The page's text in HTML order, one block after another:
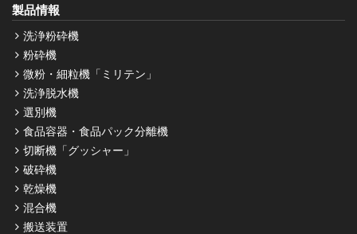
製品情報
洗浄粉砕機
粉砕機
微粉・細粒機「ミリテン」
洗浄脱水機
選別機
食品容器・食品パック分離機
切断機「グッシャー」
破砕機
乾燥機
混合機
搬送装置